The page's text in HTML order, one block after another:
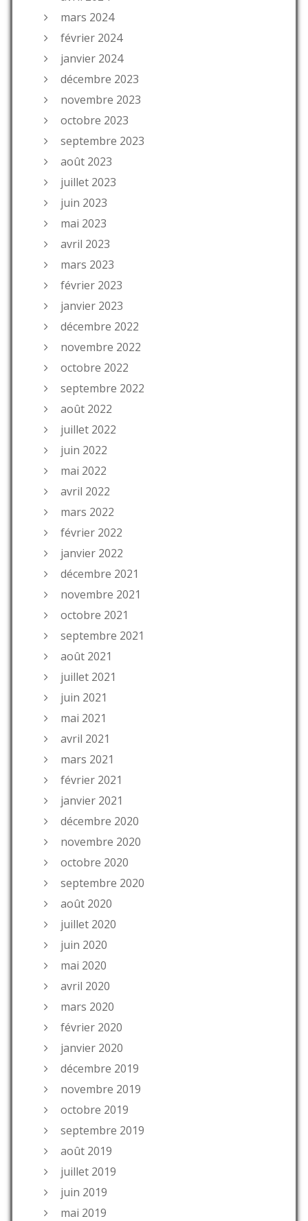
mars 2024
février 2024
janvier 2024
décembre 2023
novembre 2023
octobre 2023
septembre 2023
août 2023
juillet 2023
juin 2023
mai 2023
avril 2023
mars 2023
février 2023
janvier 2023
décembre 2022
novembre 2022
octobre 2022
septembre 2022
août 2022
juillet 2022
juin 2022
mai 2022
avril 2022
mars 2022
février 2022
janvier 2022
décembre 2021
novembre 2021
octobre 2021
septembre 2021
août 2021
juillet 2021
juin 2021
mai 2021
avril 2021
mars 2021
février 2021
janvier 2021
décembre 2020
novembre 2020
octobre 2020
septembre 2020
août 2020
juillet 2020
juin 2020
mai 2020
avril 2020
mars 2020
février 2020
janvier 2020
décembre 2019
novembre 2019
octobre 2019
septembre 2019
août 2019
juillet 2019
juin 2019
mai 2019